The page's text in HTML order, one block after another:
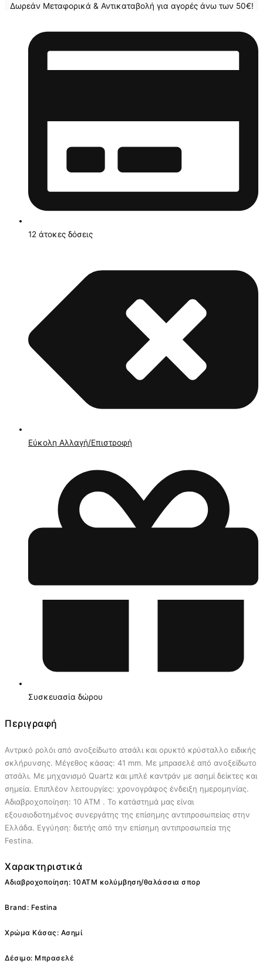
Δωρεάν Μεταφορικά & Αντικαταβολή για αγορές άνω των 50€!
12 άτοκες δόσεις
Εύκολη Αλλαγή/Επιστροφή
Συσκευασία δώρου
Περιγραφή
Αντρικό ρολόι από ανοξείδωτο ατσάλι και ορυκτό κρύσταλλο ειδικής
σκλήρυνσης. Μέγεθος κάσας: 41 mm. Με μπρασελέ από ανοξείδωτο
ατσάλι. Με μηχανισμό Quartz και μπλέ καντράν με ασημί δείκτες και
σημεία. Επιπλέον λειτουργίες: χρονογράφος ένδειξη ημερομηνίας.
Αδιαβροχοποίηση: 10 ATM . Το κατάστημά μας είναι
εξουσιοδοτημένος συνεργάτης της επίσημης αντιπροσωπείας στην
Ελλάδα. Εγγύηση: διετής από την επίσημη αντιπροσωπεία της
Festina.
Χαρακτηριστικά
Αδιαβροχοποίηση: 10ΑΤΜ κολύμβηση/θαλάσσια σπορ
Brand: Festina
Χρώμα Κάσας: Ασημί
Δέσιμο: Μπρασελέ